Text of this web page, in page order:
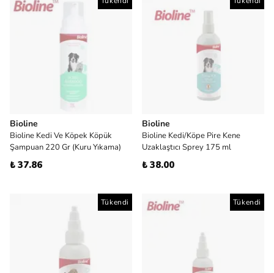
Bioline
Bioline Kedi Ve Köpek Köpük
Şampuan 220 Gr (Kuru Yıkama)
₺ 37.86
Bioline
Bioline Kedi/Köpe Pire Kene
Uzaklaştıcı Sprey 175 ml
₺ 38.00
Tükendi Tükendi